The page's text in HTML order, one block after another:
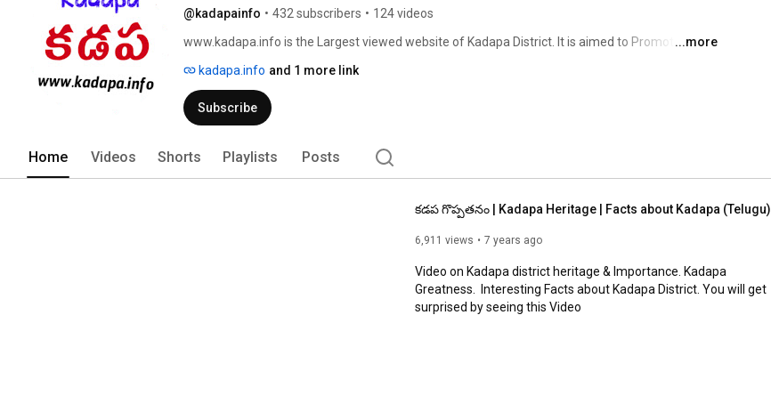
@kadapainfo • 432 subscribers • 124 videos
www.kadapa.info is the Largest viewed website of Kadapa District. It is aimed to Promote
(YSR) district. If you like our concept please do subscribe to our Youtube Channel .
...more
kadapa.info and 1 more link
Subscribe
Home Videos Shorts Playlists Posts
కడప గొప్పతనం | Kadapa Heritage | Facts about Kadapa (Telugu)
6,911 views 7 years ago
Video on Kadapa district heritage & Importance. Kadapa
Greatness.  Interesting Facts about Kadapa District. You will get
surprised by seeing this Video